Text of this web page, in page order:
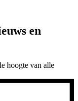
en
hoogte van alle